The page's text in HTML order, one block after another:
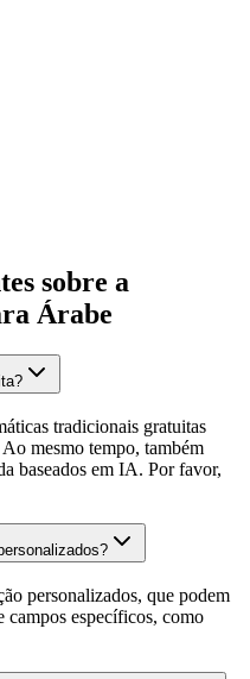
sobre a
Árabe
tradicionais gratuitas
mesmo tempo, também
baseados em IA. Por favor,
personalizados, que podem
campos específicos, como